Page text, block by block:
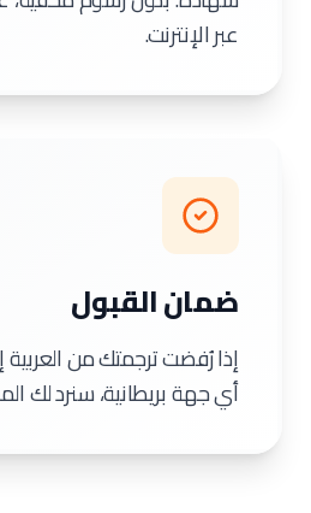
عبر الإنترنت.
ضمان القبول
إذا رُفضت ترجمتك من العربية
أي جهة بريطانية، سنرد لك